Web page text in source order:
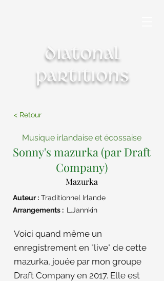
Diatonal
partitions
< Retour
Musique irlandaise et écossaise
Sonny's mazurka (par Draft
Company)
Mazurka
Auteur : Traditionnel Irlande
Arrangements : L.Jannkin
Voici quand même un
enregistrement en "live" de cette
mazurka, jouée par mon groupe
Draft Company en 2017. Elle est